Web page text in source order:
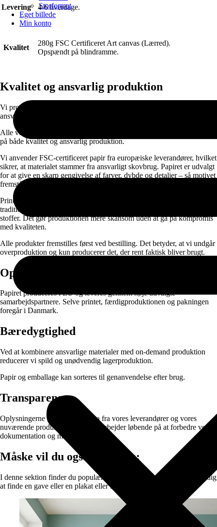
Storformat
Eget billede
Min konto
Levering 4-6 hverdage.
Kvalitet
280g FSC Certificeret Art canvas (Lærred).
Opspændt på blindramme.
Kvalitet og ansvarlig produktion
Vi producerer alle produkter i Danmark med fokus på høj kvalitet og
ansvarlige materialer.
Alle vores plakater og lærredsprint produceres i Danmark med fokus
på både kvalitet og ansvarlig produktion.
Vi anvender FSC-certificeret papir fra europæiske leverandører, hvilket
sikrer, at materialet stammer fra ansvarligt skovbrug. Papiret er udvalgt
for at give en skarp gengivelse af farver, dybde og detaljer – så motivet
fremstår præcis, som det er tænkt.
Printet udføres med vandbaseret latex-teknologi, som er fri for
traditionelle opløsningsmidler og har et lavt indhold af skadelige
stoffer. Det gør produktionen mere skånsom uden at gå på kompromis
med kvaliteten.
Alle produkter fremstilles først ved bestilling. Det betyder, at vi undgår
overproduktion og kun producerer det, der rent faktisk bliver brugt.
Oprindelse
Papiret produceres i EU og leveres gennem nøje udvalgte
samarbejdspartnere. Selve printet, færdigproduktionen og pakningen
foregår i Danmark.
Bæredygtighed
Ved at kombinere ansvarlige materialer med on-demand produktion
reducerer vi spild og unødvendig lagerproduktion.
Papir og emballage kan sorteres til genanvendelse efter brug.
Transparens
Oplysningerne er baseret på data fra vores leverandører og vores
nuværende produktionssetup. Vi arbejder løbende på at forbedre vores
dokumentation og materialevalg.
Måske vil du også synes om:
I denne sektion finder du populære kategorier der gør det lettere for dig
at finde en gave eller en plakat eller lærredprint til dig selv.